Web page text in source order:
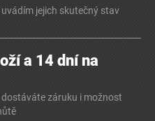
jejich skutečný stav
a 14 dní na
záruku i možnost